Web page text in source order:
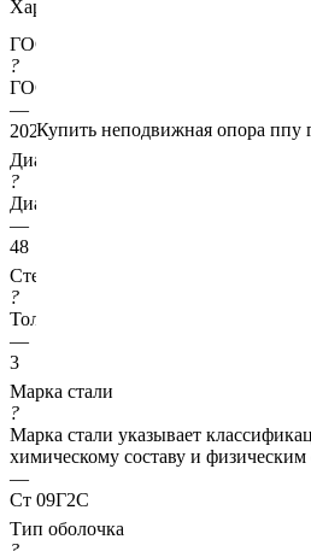
Купить неподвижная опора ппу
Характеристики
ГОСТ несущей трубы
?
ГОСТ основной трубы
—
20295
Диаметр трубы, мм
?
Диаметр основной трубы
—
48
Стенка трубы, мм
?
Толщина стенки несущей трубы
—
3
Марка стали
?
Марка стали указывает
химическому составу и физическим
—
Ст 09Г2С
Тип оболочка